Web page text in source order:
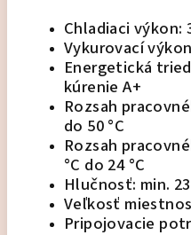
Chladiaci výkon:
Vykurovací
Energetická
kúrenie A+
Rozsah
do 50 °C
Rozsah
°C do 24 °C
Hlučnosť: min.
Veľkosť
Pripojovacie